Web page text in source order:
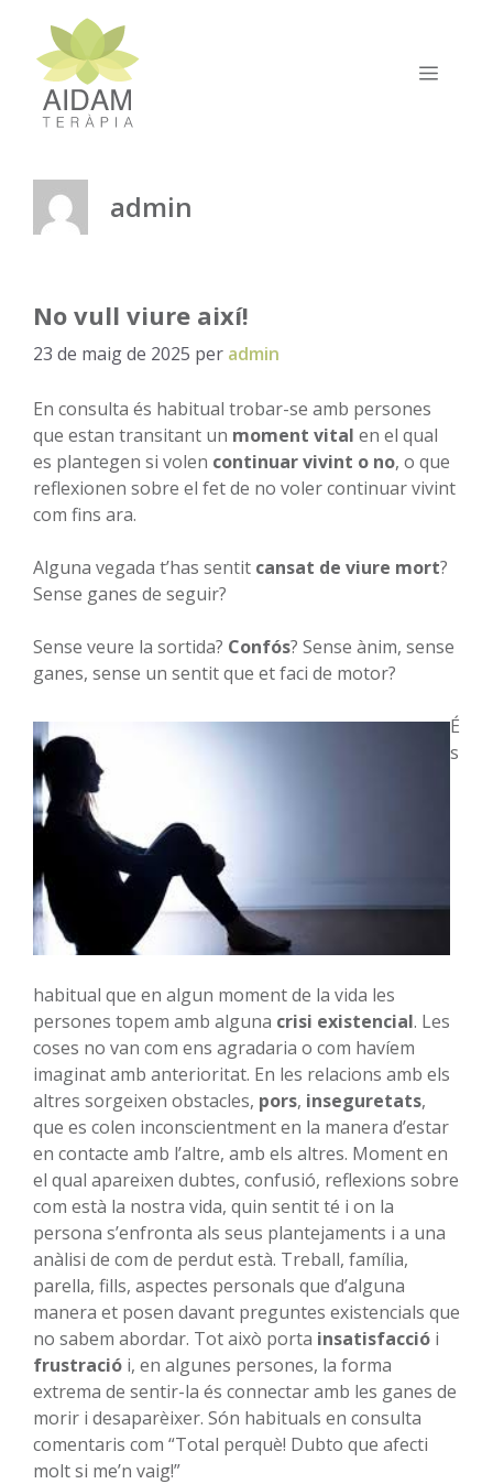
contingut
admin
No vull viure així!
23 de maig de 2025 per admin
En consulta és habitual trobar-se amb persones
que estan transitant un moment vital en el qual
es plantegen si volen continuar vivint o no, o que
reflexionen sobre el fet de no voler continuar vivint
com fins ara.
Alguna vegada t’has sentit cansat de viure mort?
Sense ganes de seguir?
Sense veure la sortida? Confós? Sense ànim, sense
ganes, sense un sentit que et faci de motor?
É
s
habitual que en algun moment de la vida les
persones topem amb alguna crisi existencial. Les
coses no van com ens agradaria o com havíem
imaginat amb anterioritat. En les relacions amb els
altres sorgeixen obstacles, pors, inseguretats,
que es colen inconscientment en la manera d’estar
en contacte amb l’altre, amb els altres. Moment en
el qual apareixen dubtes, confusió, reflexions sobre
com està la nostra vida, quin sentit té i on la
persona s’enfronta als seus plantejaments i a una
anàlisi de com de perdut està. Treball, família,
parella, fills, aspectes personals que d’alguna
manera et posen davant preguntes existencials que
no sabem abordar. Tot això porta insatisfacció i
frustració i, en algunes persones, la forma
extrema de sentir-la és connectar amb les ganes de
morir i desaparèixer. Són habituals en consulta
comentaris com “Total perquè! Dubto que afecti
molt si me’n vaig!”